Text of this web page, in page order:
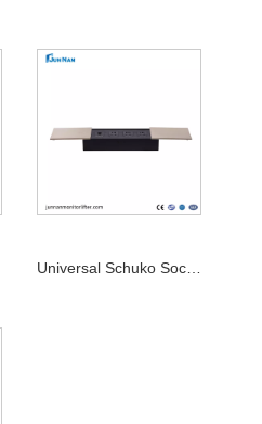
Universal Schuko Socket Motoriseret Pop Up-udtag til køkkenbordplade